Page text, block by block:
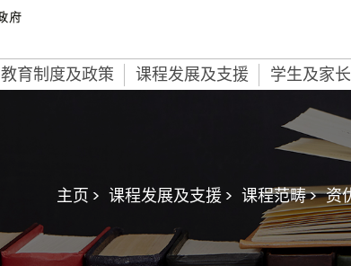
教育制度及政策 课程发展及支援 学生及家
主页 > 课程发展及支援 > 课程范畴 > 资